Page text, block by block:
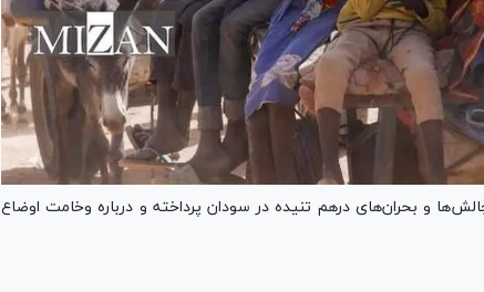
و بحران‌های درهم تنیده در سودان پرداخته و درباره وخامت اوضاع